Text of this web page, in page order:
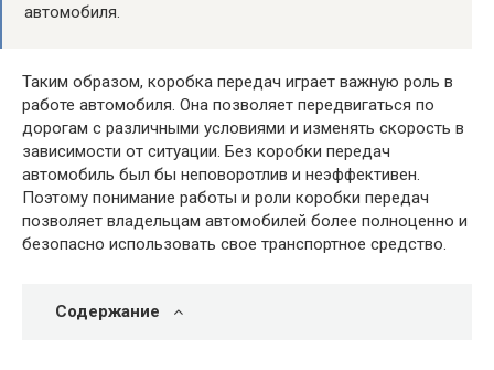
автомобиля.
Таким образом, коробка передач играет важную роль в
работе автомобиля. Она позволяет передвигаться по
дорогам с различными условиями и изменять скорость в
зависимости от ситуации. Без коробки передач
автомобиль был бы неповоротлив и неэффективен.
Поэтому понимание работы и роли коробки передач
позволяет владельцам автомобилей более полноценно и
безопасно использовать свое транспортное средство.
Содержание